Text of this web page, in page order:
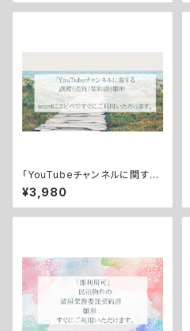
「YouTubeチャンネルに関する
譲渡（売買）契約書」雛形 すぐ
にご利用いただけます。
¥3,980